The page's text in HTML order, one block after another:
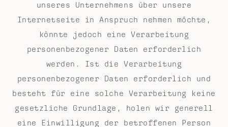
unseres Unternehmens über unsere
Internetseite in Anspruch nehmen möchte,
könnte jedoch eine Verarbeitung
personenbezogener Daten erforderlich
werden. Ist die Verarbeitung
personenbezogener Daten erforderlich und
besteht für eine solche Verarbeitung keine
gesetzliche Grundlage, holen wir generell
eine Einwilligung der betroffenen Person